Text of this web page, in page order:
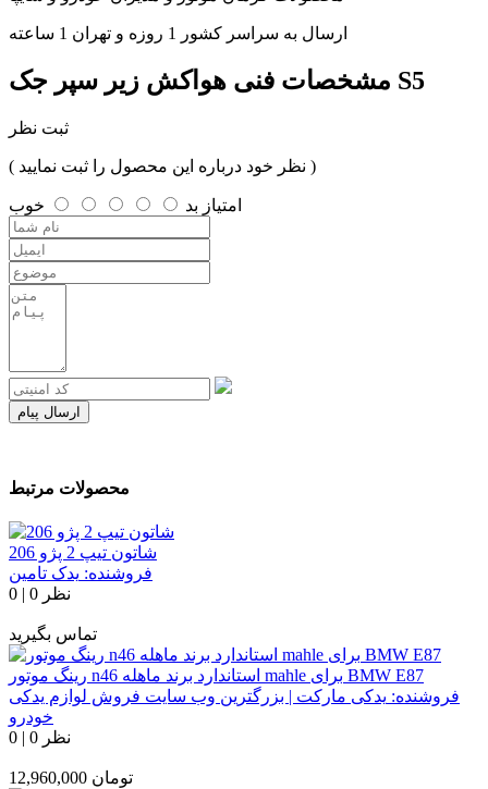
ارسال به سراسر کشور 1 روزه و تهران 1 ساعته
مشخصات فنی هواکش زیر سپر جک S5
ثبت نظر
( نظر خود درباره این محصول را ثبت نمایید )
امتیاز بد خوب
ارسال پیام
محصولات مرتبط
شاتون تیپ 2 پژو 206
فروشنده: یدک تامین
0 | 0 نظر
تماس بگیرید
رینگ موتور n46 استاندارد برند ماهله mahle برای BMW E87
فروشنده: یدکی مارکت | بزرگترین وب سایت فروش لوازم یدکی
خودرو
0 | 0 نظر
12,960,000 تومان